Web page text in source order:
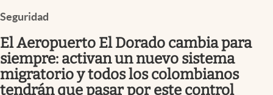
Colombia
Seguridad
El Aeropuerto El Dorado cambia para
siempre: activan un nuevo sistema
migratorio y todos los colombianos
tendrán que pasar por este control